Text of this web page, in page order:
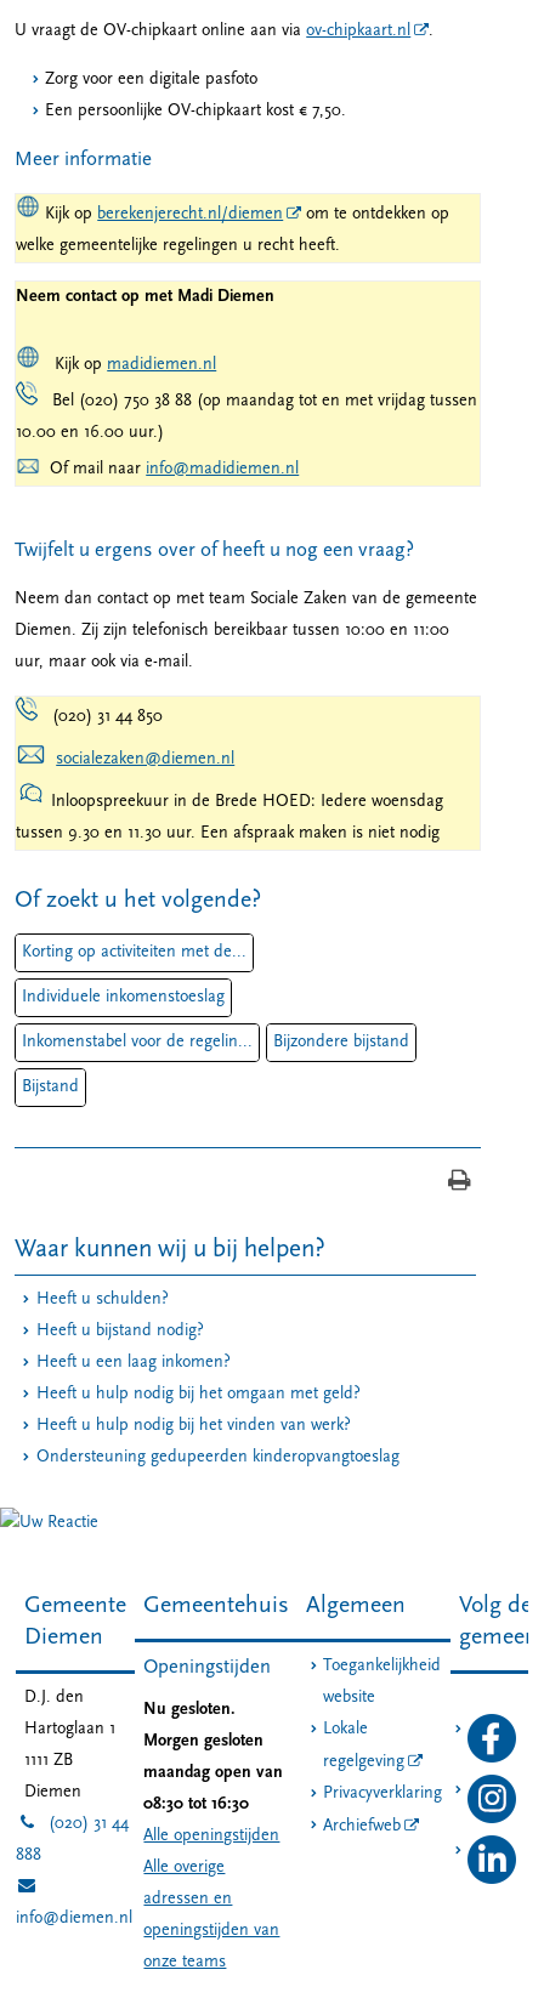
U vraagt de OV-chipkaart online aan viaov-chipkaart.nl .
Zorg voor een digitale pasfoto
Een persoonlijke OV-chipkaart kost € 7,50.
Meer informatie
Kijk op berekenjerecht.nl/diemen
om te ontdekken op
welke gemeentelijke regelingen u recht heeft.
Neem contact op met Madi Diemen
Kijk op madidiemen.nl
Bel (020) 750 38 88 (op maandag tot en met vrijdag tussen
10.00 en 16.00 uur.)
Of mail naar info@madidiemen.nl
Twijfelt u ergens over of heeft u nog een vraag?
Neem dan contact op met team Sociale Zaken van de gemeente
Diemen. Zij zijn telefonisch bereikbaar tussen 10:00 en 11:00
uur, maar ook via e-mail.
(020) 31 44 850
socialezaken@diemen.nl
Inloopspreekuur in de Brede HOED: Iedere woensdag
tussen 9.30 en 11.30 uur. Een afspraak maken is niet nodig
Of zoekt u het volgende?
Korting op activiteiten met de...
Individuele inkomenstoeslag
Inkomenstabel voor de regelin... Bijzondere bijstand
Bijstand
Waar kunnen wij u bij helpen?
Heeft u schulden?
Heeft u bijstand nodig?
Heeft u een laag inkomen?
Heeft u hulp nodig bij het omgaan met geld?
Heeft u hulp nodig bij het vinden van werk?
Ondersteuning gedupeerden kinderopvangtoeslag
Gemeente
Diemen
D.J. den
Hartoglaan 1
1111 ZB
Diemen
(020) 31 44
888
info@diemen.nl
Gemeentehuis
Openingstijden
Nu gesloten.
Morgen gesloten
maandag open van
08:30 tot 16:30
Alle openingstijden
Alle overige
adressen en
openingstijden van
onze teams
Algemeen
Toegankelijkheid
website
Lokale
regelgeving
Privacyverklaring
Archiefweb
Volg de